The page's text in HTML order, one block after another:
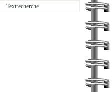
Textrecherche